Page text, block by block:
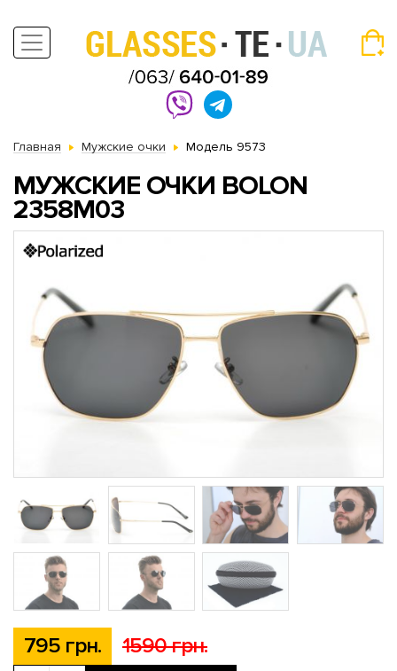
Главная Мужские очки Модель 9573
МУЖСКИЕ ОЧКИ BOLON
2358M03
795 грн. 1590 грн.